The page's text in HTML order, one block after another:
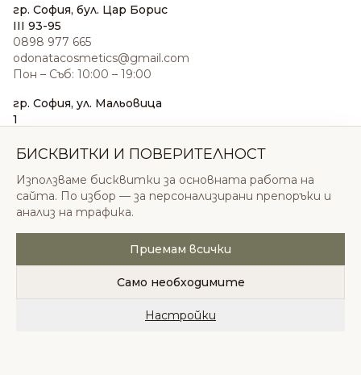
гр. София, бул. Цар Борис
III 93-95
0898 977 665
odonatacosmetics@gmail.com
Пон – Съб: 10:00 – 19:00
гр. София, ул. Мальовица
1
sales@odonatacosmetics.com
Нед: 11:00 – 18:00
© 2026 Одоната Козметикс ООД. Всички права
запазени.
Политика за поверителностОбщи условия
БИСКВИТКИ И ПОВЕРИТЕЛНОСТ
Използваме бисквитки за основната работа на
сайта. По избор — за персонализирани препоръки и
анализ на трафика.
Приемам всички
Само необходимите
Настройки